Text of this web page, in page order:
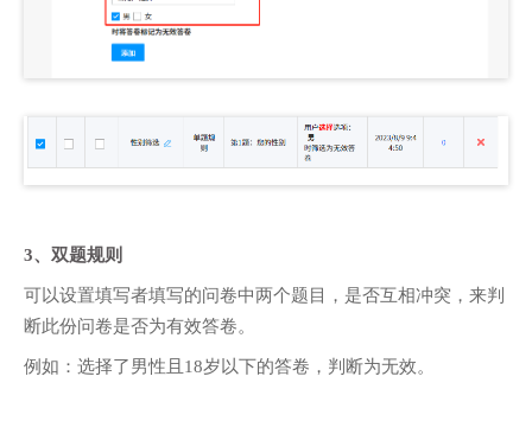
3、双题规则
可以设置填写者填写的问卷中两个题目，是否互相冲突，来判
断此份问卷是否为有效答卷。
例如：选择了男性且18岁以下的答卷，判断为无效。